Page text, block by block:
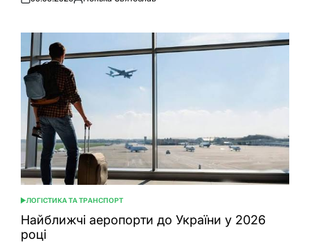
ОприлюдненоОпубліковано
ОПУБЛІКУВАТИ
У
ЛОГІСТИКА ТА ТРАНСПОРТ
Найближчі аеропорти до України у 2026
році